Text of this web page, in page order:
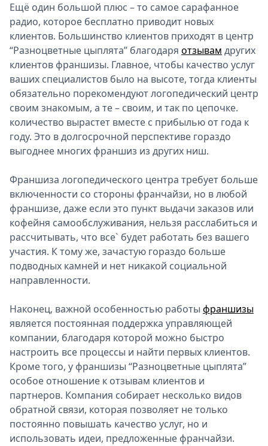
Ещё один большой плюс – то самое сарафанное
радио, которое бесплатно приводит новых
клиентов. Большинство клиентов приходят в центр
“Разноцветные цыплята” благодаря отзывам других
клиентов франшизы. Главное, чтобы качество услуг
ваших специалистов было на высоте, тогда клиенты
обязательно порекомендуют логопедический центр
своим знакомым, а те – своим, и так по цепочке.
количество вырастет вместе с прибылью от года к
году. Это в долгосрочной перспективе гораздо
выгоднее многих франшиз из других ниш.
Франшиза логопедического центра требует больше
включенности со стороны франчайзи, но в любой
франшизе, даже если это пункт выдачи заказов или
кофейня самообслуживания, нельзя расслабиться и
рассчитывать, что все` будет работать без вашего
участия. К тому же, зачастую гораздо больше
подводных камней и нет никакой социальной
направленности.
Наконец, важной особенностью работы франшизы
является постоянная поддержка управляющей
компании, благодаря которой можно быстро
настроить все процессы и найти первых клиентов.
Кроме того, у франшизы “Разноцветные цыплята”
особое отношение к отзывам клиентов и
партнеров. Компания собирает несколько видов
обратной связи, которая позволяет не только
постоянно повышать качество услуг, но и
использовать идеи, предложенные франчайзи.